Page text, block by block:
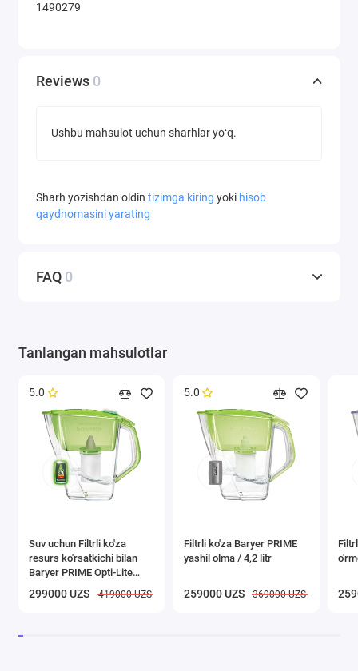
1490279
Reviews 0
Ushbu mahsulot uchun sharhlar yoʻq.
Sharh yozishdan oldin tizimga kiring yoki hisob
qaydnomasini yarating
FAQ 0
Tanlangan mahsulotlar
5.0
Suv uchun Filtrli ko'za
resurs ko'rsatkichi bilan
Baryer PRIME Opti-Lite
yashil olma, 4,2l
299000 UZS 419000 UZS
5.0
Filtrli ko'za Baryer PRIME
yashil olma / 4,2 litr
259000 UZS 369000 UZS